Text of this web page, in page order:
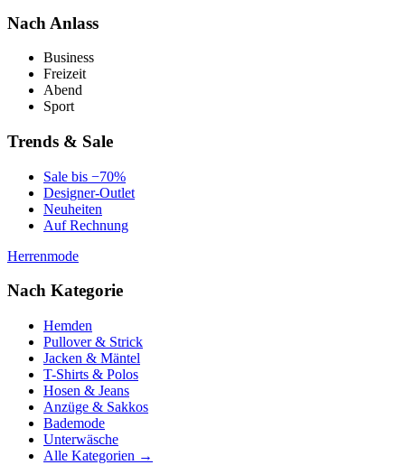
Nach Anlass
Business
Freizeit
Abend
Sport
Trends & Sale
Sale bis −70%
Designer-Outlet
Neuheiten
Auf Rechnung
Herrenmode
Nach Kategorie
Hemden
Pullover & Strick
Jacken & Mäntel
T-Shirts & Polos
Hosen & Jeans
Anzüge & Sakkos
Bademode
Unterwäsche
Alle Kategorien →